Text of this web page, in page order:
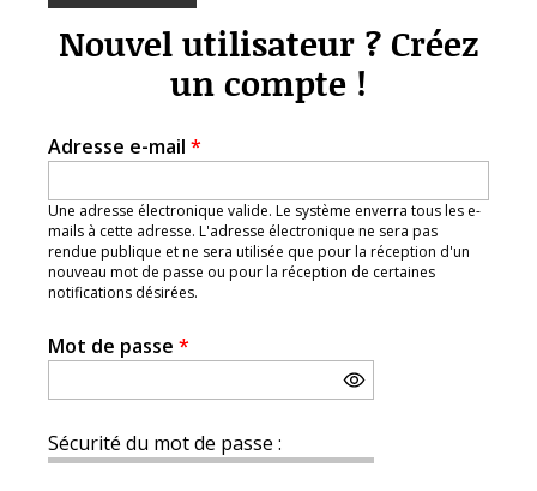
Nouvel utilisateur ? Créez
un compte !
Adresse e-mail *
Une adresse électronique valide. Le système enverra tous les e-
mails à cette adresse. L'adresse électronique ne sera pas
rendue publique et ne sera utilisée que pour la réception d'un
nouveau mot de passe ou pour la réception de certaines
notifications désirées.
Mot de passe *
Sécurité du mot de passe :